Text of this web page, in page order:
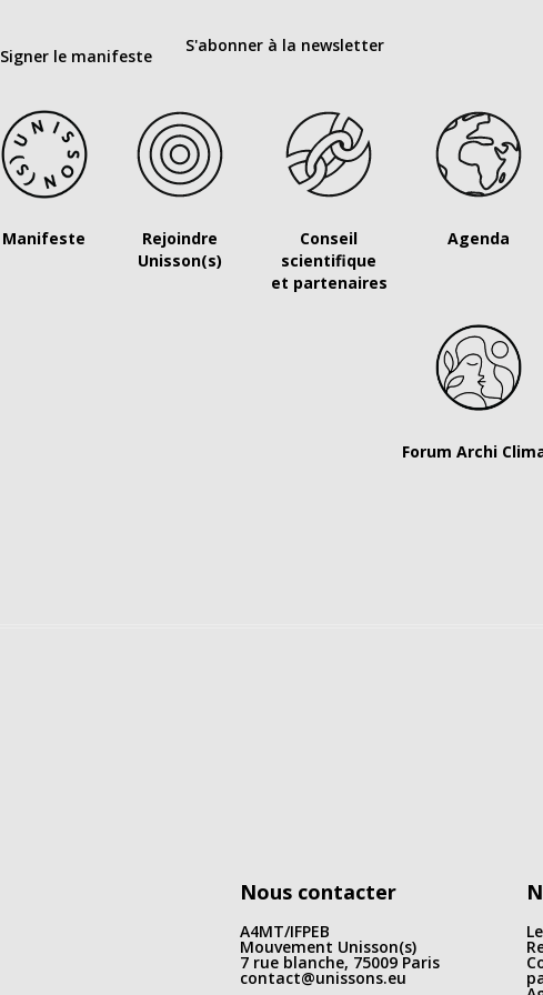
Signer le manifeste
S'abonner à la newsletter
Manifeste
Rejoindre
Unisson(s)
Conseil
scientifique
et partenaires
Agenda
Forum Archi
Nous contacter
A4MT/IFPEB
Mouvement Unisson(s)
7 rue blanche, 75009 Paris
contact@unissons.eu